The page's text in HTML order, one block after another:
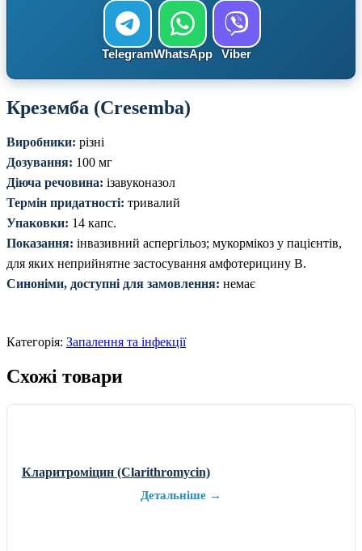
TelegramWhatsApp Viber
Креземба (Cresemba)
Виробники: різні
Дозування: 100 мг
Діюча речовина: ізавуконазол
Термін придатності: тривалий
Упаковки: 14 капс.
Показання: інвазивний аспергільоз; мукормікоз у пацієнтів,
для яких неприйнятне застосування амфотерицину В.
Синоніми, доступні для замовлення: немає
Категорія: Запалення та інфекції
Схожі товари
Кларитроміцин (Clarithromycin)
Детальніше →